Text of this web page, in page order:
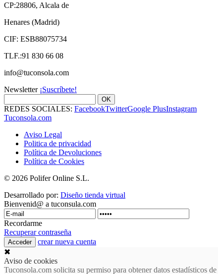
CP:28806, Alcala de
Henares (Madrid)
CIF: ESB88075734
TLF.:91 830 66 08
info@tuconsola.com
Newsletter ¡Suscríbete!
OK
REDES SOCIALES: FacebookTwitterGoogle PlusInstagram
Tuconsola.com
Aviso Legal
Politica de privacidad
Política de Devoluciones
Política de Cookies
© 2026 Polifer Online S.L.
Desarrollado por: Diseño tienda virtual
Bienvenid@ a tuconsula.com
Recordarme
Recuperar contraseña
crear nueva cuenta
✖
Aviso de cookies
Tuconsola.com solicita su permiso para obtener datos estadísticos de